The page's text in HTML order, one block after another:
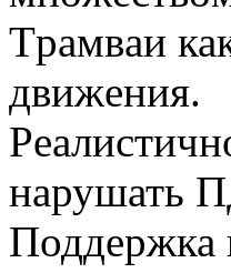
Тpaмвaи
движeния.
нарушать
Поддержка